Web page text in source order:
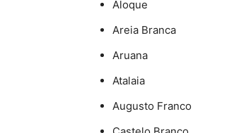
Aloque
Areia Branca
Aruana
Atalaia
Augusto Franco